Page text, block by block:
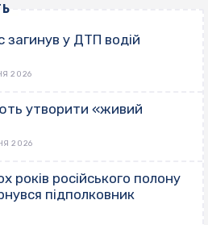
загинув у ДТП водій
2026
утворити «живий
2026
років російського полону
підполковник